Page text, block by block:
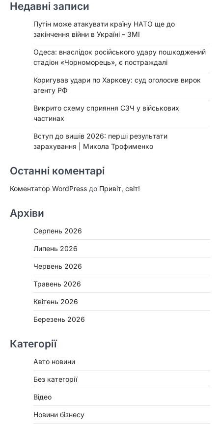
Недавні записи
Путін може атакувати країну НАТО ще до
закінчення війни в Україні – ЗМІ
Одеса: внаслідок російського удару пошкоджений
стадіон «Чорноморець», є постраждалі
Коригував удари по Харкову: суд оголосив вирок
агенту РФ
Викрито схему сприяння СЗЧ у військових
частинах
Вступ до вишів 2026: перші результати
зарахування | Микола Трофименко
Останні коментарі
Коментатор WordPress до Привіт, світ!
Архіви
Серпень 2026
Липень 2026
Червень 2026
Травень 2026
Квітень 2026
Березень 2026
Категорії
Авто новини
Без категорії
Відео
Новини бізнесу